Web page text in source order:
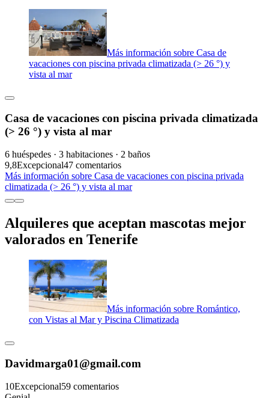
Más información sobre Casa de
vacaciones con piscina privada climatizada (> 26 °) y
vista al mar
Casa de vacaciones con piscina privada climatizada
(> 26 °) y vista al mar
6 huéspedes · 3 habitaciones · 2 baños
9,8Excepcional47 comentarios
Más información sobre Casa de vacaciones con piscina privada
climatizada (> 26 °) y vista al mar
Alquileres que aceptan mascotas mejor
valorados en Tenerife
Más información sobre Romántico,
con Vistas al Mar y Piscina Climatizada
Davidmarga01@gmail.com
10Excepcional59 comentarios